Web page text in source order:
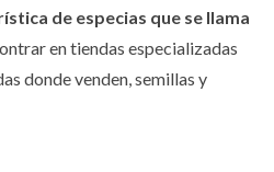
de especias que se llama
en tiendas especializadas
donde venden, semillas y